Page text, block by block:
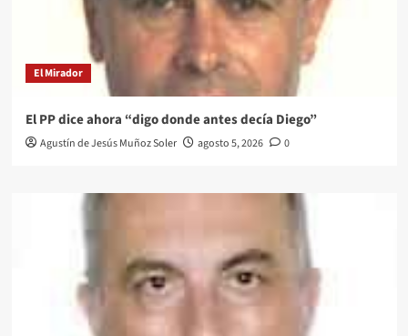
El Mirador
El PP dice ahora “digo donde antes decía Diego”
Agustín de Jesús Muñoz Soler agosto 5, 2026 0